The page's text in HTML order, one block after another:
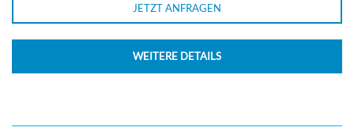
JETZT ANFRAGEN
WEITERE DETAILS